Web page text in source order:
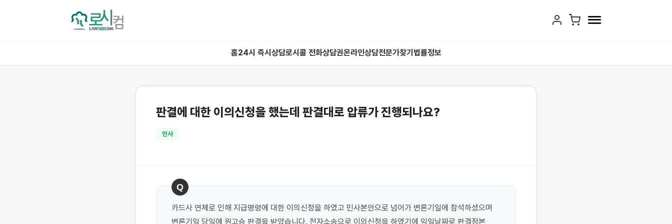
홈24시 즉시상담로시콜 전화상담권온라인상담전문가찾기 법률정보
판결에 대한 이의신청을 했는데 판결대로 압류가 진행되나요?
민사
Q
카드사 연체로 인해 지급명령에 대한 이의신청을 하였고 민사본안으로 넘어가 변론기일에 참석하셨으며
변론기일 당일에 원고승 판결을 받았습니다. 전자소송으로 이의신청을 하였기에 익일날짜로 판결정본